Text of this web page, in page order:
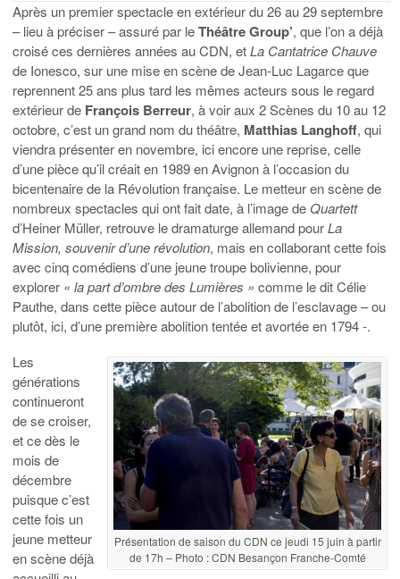
Après un premier spectacle en extérieur du 26 au 29 septembre
– lieu à préciser – assuré par leThéâtre Group’, que l’on a déjà
croisé ces dernières années au CDN, etLa Cantatrice Chauve
de Ionesco, sur une mise en scène de Jean-Luc Lagarce que
reprennent 25 ans plus tard les mêmes acteurs sous le regard
extérieur de François Berreur, à voir aux 2 Scènes du 10 au 12
octobre, c’est un grand nom du théâtre, Matthias Langhoff, qui
viendra présenter en novembre, ici encore une reprise, celle
d’une pièce qu’il créait en 1989 en Avignon à l’occasion du
bicentenaire de la Révolution française. Le metteur en scène de
nombreux spectacles qui ont fait date, à l’image de Quartett
d’Heiner Müller, retrouve le dramaturge allemand pourLa
Mission, souvenir d’une révolution, mais en collaborant cette fois
avec cinq comédiens d’une jeune troupe bolivienne, pour
explorer « la part d’ombre des Lumières » comme le dit Célie
Pauthe, dans cette pièce autour de l’abolition de l’esclavage – ou
plutôt, ici, d’une première abolition tentée et avortée en 1794 -.
Présentation de saison du CDN ce jeudi 15 juin à partir
de 17h – Photo : CDN Besançon Franche-Comté
Les
générations
continueront
de se croiser,
et ce dès le
mois de
décembre
puisque c’est
cette fois un
jeune metteur
en scène déjà